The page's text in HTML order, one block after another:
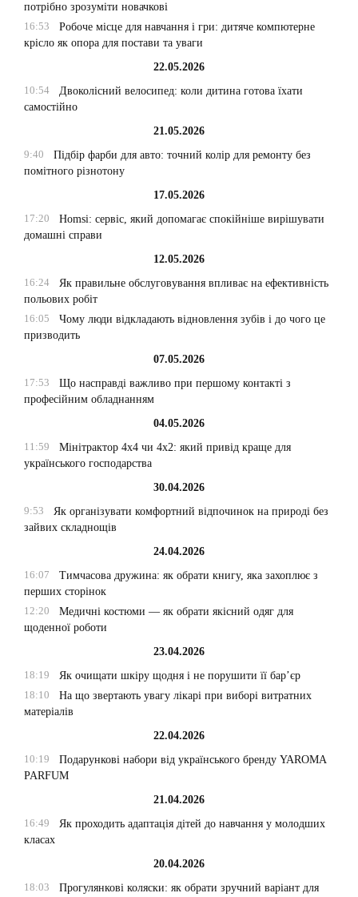
потрібно зрозуміти новачкові
16:53
Робоче місце для навчання і гри: дитяче компютерне
крісло як опора для постави та уваги
22.05.2026
10:54
Двоколісний велосипед: коли дитина готова їхати
самостійно
21.05.2026
9:40
Підбір фарби для авто: точний колір для ремонту без
помітного різнотону
17.05.2026
17:20
Homsi: сервіс, який допомагає спокійніше вирішувати
домашні справи
12.05.2026
16:24
Як правильне обслуговування впливає на ефективність
польових робіт
16:05
Чому люди відкладають відновлення зубів і до чого це
призводить
07.05.2026
17:53
Що насправді важливо при першому контакті з
професійним обладнанням
04.05.2026
11:59
Мінітрактор 4х4 чи 4х2: який привід краще для
українського господарства
30.04.2026
9:53
Як організувати комфортний відпочинок на природі без
зайвих складнощів
24.04.2026
16:07
Тимчасова дружина: як обрати книгу, яка захоплює з
перших сторінок
12:20
Медичні костюми — як обрати якісний одяг для
щоденної роботи
23.04.2026
18:19
Як очищати шкіру щодня і не порушити її бар’єр
18:10
На що звертають увагу лікарі при виборі витратних
матеріалів
22.04.2026
10:19
Подарункові набори від українського бренду YAROMA
PARFUM
21.04.2026
16:49
Як проходить адаптація дітей до навчання у молодших
класах
20.04.2026
18:03
Прогулянкові коляски: як обрати зручний варіант для